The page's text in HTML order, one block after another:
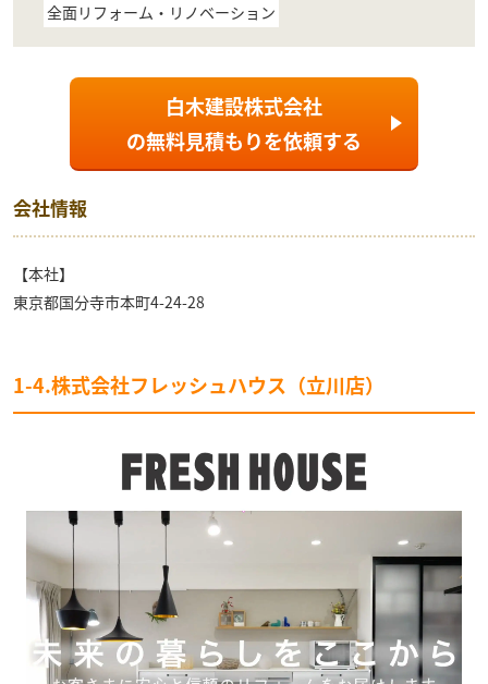
全面リフォーム・リノベーション
白木建設株式会社
の無料見積もりを依頼する
会社情報
【本社】
東京都国分寺市本町4-24-28
1-4.株式会社フレッシュハウス（立川店）